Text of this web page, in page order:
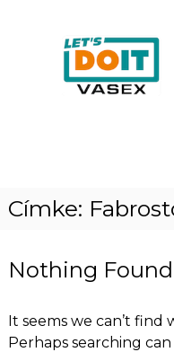
Címke:
Nothing Found
It seems we can’t find
Perhaps searching